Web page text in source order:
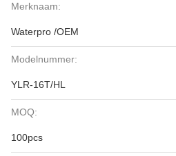
Merknaam:
Waterpro /OEM
Modelnummer:
YLR-16T/HL
MOQ:
100pcs